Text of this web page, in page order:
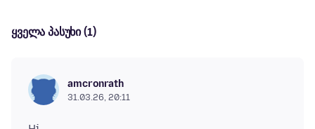
ყველა პასუხი (1)
amcronrath
31.03.26, 20:11